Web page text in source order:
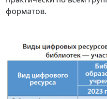
форматов.